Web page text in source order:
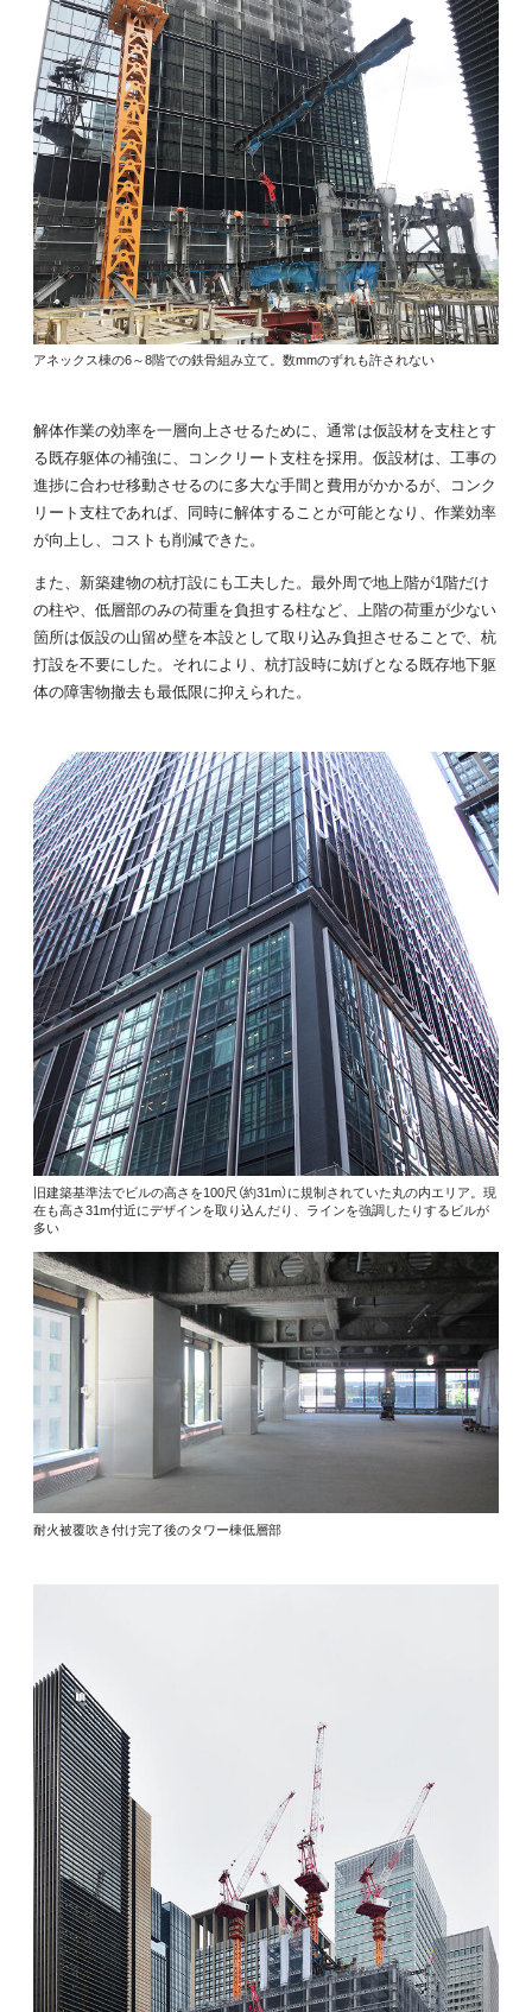
アネックス棟の6～8階での鉄骨組み立て。数mmのずれも許されない
解体作業の効率を一層向上させるために、通常は仮設材を支柱とす
る既存躯体の補強に、コンクリート支柱を採用。仮設材は、工事の
進捗に合わせ移動させるのに多大な手間と費用がかかるが、コンク
リート支柱であれば、同時に解体することが可能となり、作業効率
が向上し、コストも削減できた。
また、新築建物の杭打設にも工夫した。最外周で地上階が1階だけ
の柱や、低層部のみの荷重を負担する柱など、上階の荷重が少ない
箇所は仮設の山留め壁を本設として取り込み負担させることで、杭
打設を不要にした。それにより、杭打設時に妨げとなる既存地下躯
体の障害物撤去も最低限に抑えられた。
旧建築基準法でビルの高さを100尺（約31m）に規制されていた丸の内エリア。現
在も高さ31m付近にデザインを取り込んだり、ラインを強調したりするビルが
多い
耐火被覆吹き付け完了後のタワー棟低層部